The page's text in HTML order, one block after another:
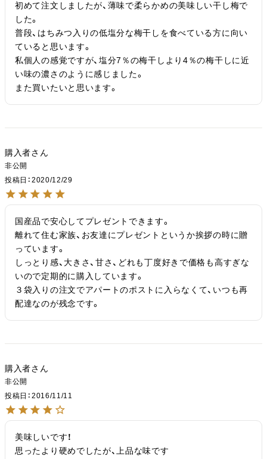
初めて注文しましたが、薄味で柔らかめの美味しい干し梅で
した。
普段、はちみつ入りの低塩分な梅干しを食べている方に向い
ていると思います。
私個人の感覚ですが、塩分7％の梅干しより4％の梅干しに近
い味の濃さのように感じました。
また買いたいと思います。
購入者
非公開
投稿日
2020/12/29
国産品で安心してプレゼントできます。
離れて住む家族、お友達にプレゼントというか挨拶の時に贈
っています。
しっとり感、大きさ、甘さ、どれも丁度好きで価格も高すぎな
いので定期的に購入しています。
３袋入りの注文でアパートのポストに入らなくて、いつも再
配達なのが残念です。
購入者
非公開
投稿日
2016/11/11
美味しいです！
思ったより硬めでしたが、上品な味です